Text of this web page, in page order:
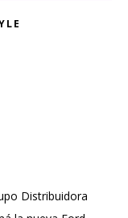
Distribuidora